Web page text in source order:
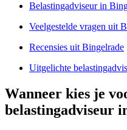
Belastingadviseur in
Veelgestelde vragen uit
Recensies uit Bingelrade
Uitgelichte
Wanneer kies je
belastingadviseur